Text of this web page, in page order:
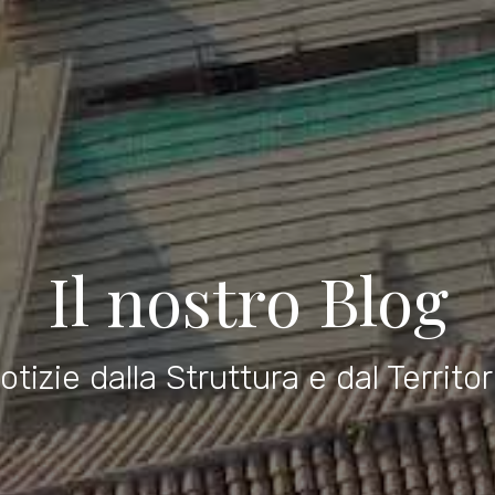
Il nostro Blog
dalla Struttura e dal